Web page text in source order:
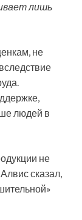
лишь
не
людей в
не
сказал,